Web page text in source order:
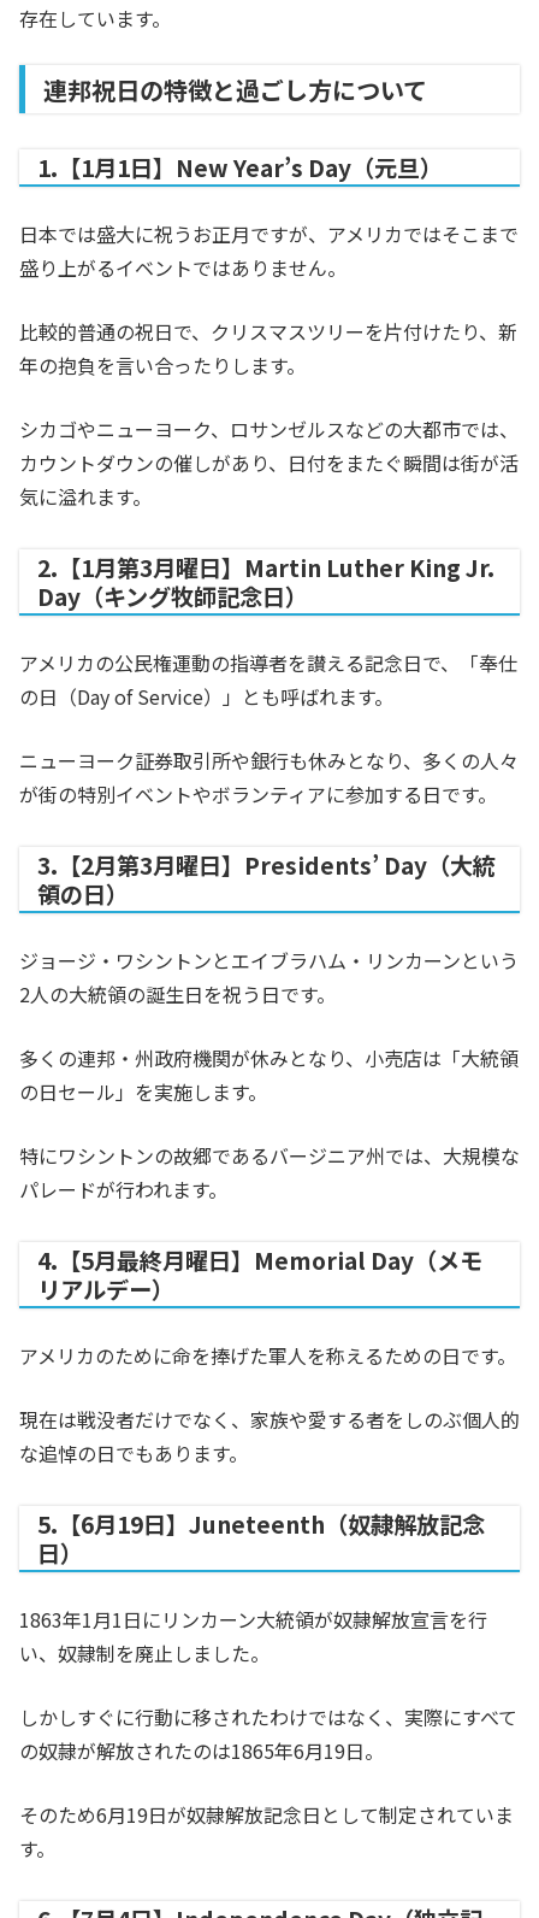
存在しています。
連邦祝日の特徴と過ごし方について
1.【1月1日】New Year’s Day（元旦）
日本では盛大に祝うお正月ですが、アメリカではそこまで
盛り上がるイベントではありません。
比較的普通の祝日で、クリスマスツリーを片付けたり、新
年の抱負を言い合ったりします。
シカゴやニューヨーク、ロサンゼルスなどの大都市では、
カウントダウンの催しがあり、日付をまたぐ瞬間は街が活
気に溢れます。
2.【1月第3月曜日】Martin Luther King Jr.
Day（キング牧師記念日）
アメリカの公民権運動の指導者を讃える記念日で、「奉仕
の日（Day of Service）」とも呼ばれます。
ニューヨーク証券取引所や銀行も休みとなり、多くの人々
が街の特別イベントやボランティアに参加する日です。
3.【2月第3月曜日】Presidents’ Day（大統
領の日）
ジョージ・ワシントンとエイブラハム・リンカーンという
2人の大統領の誕生日を祝う日です。
多くの連邦・州政府機関が休みとなり、小売店は「大統領
の日セール」を実施します。
特にワシントンの故郷であるバージニア州では、大規模な
パレードが行われます。
4.【5月最終月曜日】Memorial Day（メモ
リアルデー）
アメリカのために命を捧げた軍人を称えるための日です。
現在は戦没者だけでなく、家族や愛する者をしのぶ個人的
な追悼の日でもあります。
5.【6月19日】Juneteenth（奴隷解放記念
日）
1863年1月1日にリンカーン大統領が奴隷解放宣言を行
い、奴隷制を廃止しました。
しかしすぐに行動に移されたわけではなく、実際にすべて
の奴隷が解放されたのは1865年6月19日。
そのため6月19日が奴隷解放記念日として制定されていま
す。